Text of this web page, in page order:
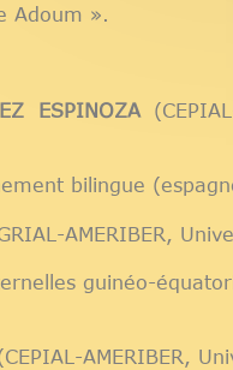
Adoum ».
ESPINOZA
bilingue
AMERIBER,
guinéo-
AMERIBER,